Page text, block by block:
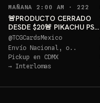
MAÑANA 2:00 AM · 222
🚨PRODUCTO CERRADO
DESDE $20🚨 PIKACHU PSA
10 GRATIS
@TCGCardsMexico
Envío Nacional, o..
Pickup en CDMX
→ Interlomas